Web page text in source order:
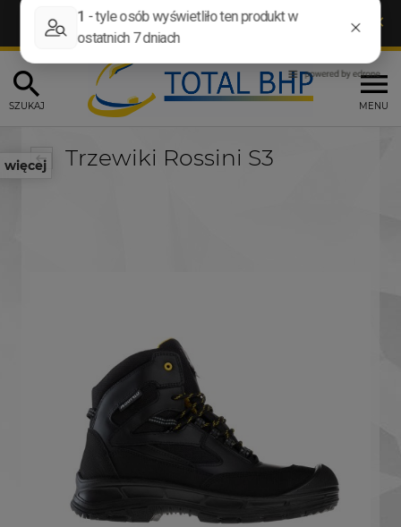
DARMOWA WYSYŁKA OD 299 ZŁ I PREZENT
OD 1 ZŁ W KOSZYKU
×
MENU
SZUKAJ
więcej Trzewiki Rossini S3